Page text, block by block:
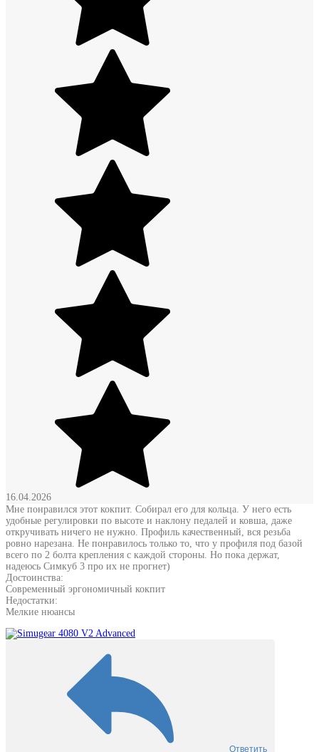
16.04.2026
Мне понравился этот кокпит. Собирал его для кольца. У него есть
удобные регулировки по высоте и наклону педалей и ковша, даже
откручивать ничего не нужно. Профиль качественный, вся резьба
ровно нарезана. Не понравилось только то, что у профиля под базой
всего по 2 болта крепления с каждой стороны. Но пока держат,
надеюсь Симкуб 3 про их не прогнет)
Достоинства:
Современный эргономичный кокпит
Недостатки:
Мелкие нюансы
Ответить